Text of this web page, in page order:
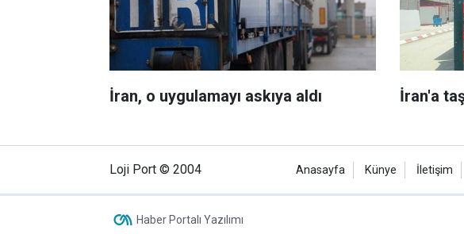
İran, o uygulamayı askıya aldı İran'a
Loji Port © 2004 Anasayfa Künye İletişim
Haber Portalı Yazılımı